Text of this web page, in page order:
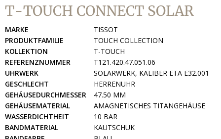
T-TOUCH CONNECT SOLAR
MARKE
TISSOT
PRODUKTFAMILIE
TOUCH COLLECTION
KOLLEKTION
T-TOUCH
REFERENZNUMMER
T121.420.47.051.06
UHRWERK
SOLARWERK, KALIBER ETA E32.001
GESCHLECHT
HERRENUHR
GEHÄUSEDURCHMESSER
47.50 MM
GEHÄUSEMATERIAL
AMAGNETISCHES TITANGEHÄUSE
WASSERDICHTHEIT
10 BAR
BANDMATERIAL
KAUTSCHUK